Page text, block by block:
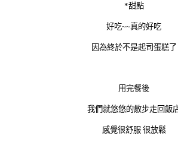
*甜點
好吃~~真的好吃
因為終於不是起司蛋糕了
用完餐後
我們就悠悠的散步走回飯
感覺很舒服 很放鬆